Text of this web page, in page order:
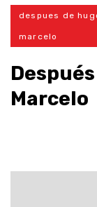
despues de
marcelo
Marcelo